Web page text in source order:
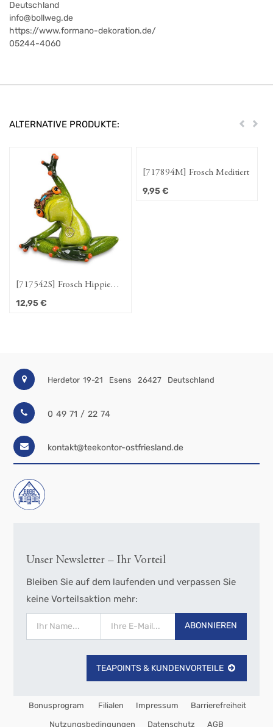
Deutschland
info@bollweg.de
https://www.formano-dekoration.de/
05244-4060
ALTERNATIVE PRODUKTE: Zurück
[717542S] Frosch Hippie
streckend
12,95€
[717894M] Frosch Meditiert
9,95€
Herdetor 19-21 Esens 26427 Deutschland
0 49 71 / 22 74
kontakt@teekontor-ostfriesland.de
Unser Newsletter – Ihr Vorteil
Bleiben Sie auf dem laufenden und verpassen Sie
keine Vorteilsaktion mehr:
ABONNIEREN
TEAPOINTS & KUNDENVORTEILE
Bonusprogram Filialen Impressum Barrierefreiheit
Nutzungsbedingungen Datenschutz AGB